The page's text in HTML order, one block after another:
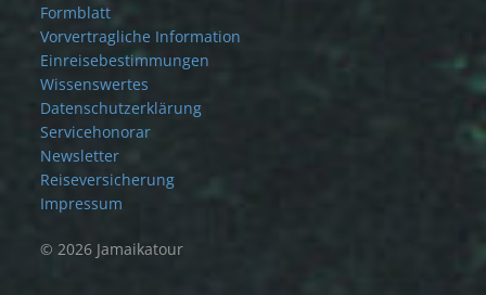
Formblatt
Vorvertragliche Information
Einreisebestimmungen
Wissenswertes
Datenschutzerklärung
Servicehonorar
Newsletter
Reiseversicherung
Impressum
© 2026 Jamaikatour